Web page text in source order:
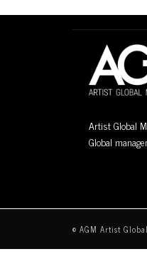
Artist Global
Global
© AGM Artist